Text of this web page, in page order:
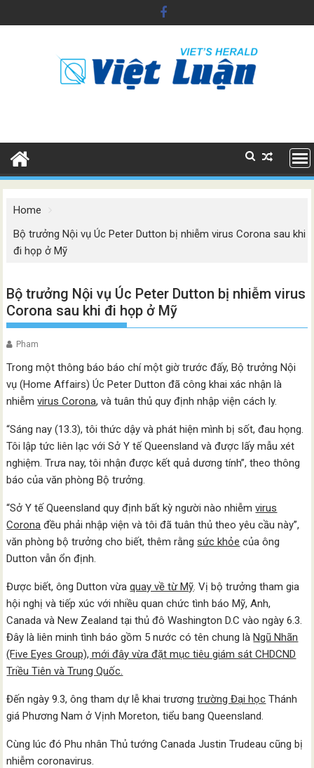
to
Home
Bộ trưởng Nội vụ Úc Peter Dutton bị nhiễm virus Corona sau khi
đi họp ở Mỹ
Bộ trưởng Nội vụ Úc Peter Dutton bị nhiễm virus
Corona sau khi đi họp ở Mỹ
Pham
Trong một thông báo báo chí một giờ trước đấy, Bộ trưởng Nội
vụ (Home Affairs) Úc Peter Dutton đã công khai xác nhận là
nhiễmvirus Corona, và tuân thủ quy định nhập viện cách ly.
“Sáng nay (13.3), tôi thức dậy và phát hiện mình bị sốt, đau họng.
Tôi lập tức liên lạc với Sở Y tế Queensland và được lấy mẫu xét
nghiệm. Trưa nay, tôi nhận được kết quả dương tính”, theo thông
báo của văn phòng Bộ trưởng.
“Sở Y tế Queensland quy định bất kỳ người nào nhiễmvirus
Corona đều phải nhập viện và tôi đã tuân thủ theo yêu cầu này”,
văn phòng bộ trưởng cho biết, thêm rằngsức khỏe của ông
Dutton vẫn ổn định.
Được biết, ông Dutton vừaquay về từ Mỹ. Vị bộ trưởng tham gia
hội nghị và tiếp xúc với nhiều quan chức tình báo Mỹ, Anh,
Canada và New Zealand tại thủ đô Washington D.C vào ngày 6.3.
Đây là liên minh tình báo gồm 5 nước có tên chung làNgũ Nhãn
(Five Eyes Group), mới đây vừa đặt mục tiêu giám sát CHDCND
Triều Tiên và Trung Quốc.
Đến ngày 9.3, ông tham dự lễ khai trươngtrường Đại học Thánh
giá Phương Nam ở Vịnh Moreton, tiểu bang Queensland.
Cùng lúc đó Phu nhân Thủ tướng Canada Justin Trudeau cũng bị
nhiễm coronavirus.